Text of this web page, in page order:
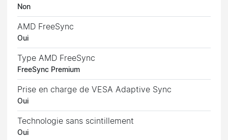
Non
AMD FreeSync
Oui
Type AMD FreeSync
FreeSync Premium
Prise en charge de VESA Adaptive Sync
Oui
Technologie sans scintillement
Oui